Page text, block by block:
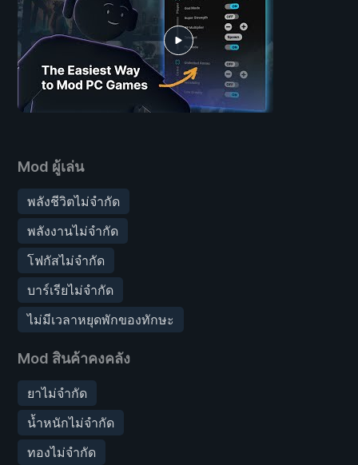
Mod ผู้เล่น
พลังชีวิตไม่จำกัด
พลังงานไม่จำกัด
โฟกัสไม่จำกัด
บาร์เรียไม่จำกัด
ไม่มีเวลาหยุดพักของทักษะ
Mod สินค้าคงคลัง
ยาไม่จำกัด
น้ำหนักไม่จำกัด
ทองไม่จำกัด